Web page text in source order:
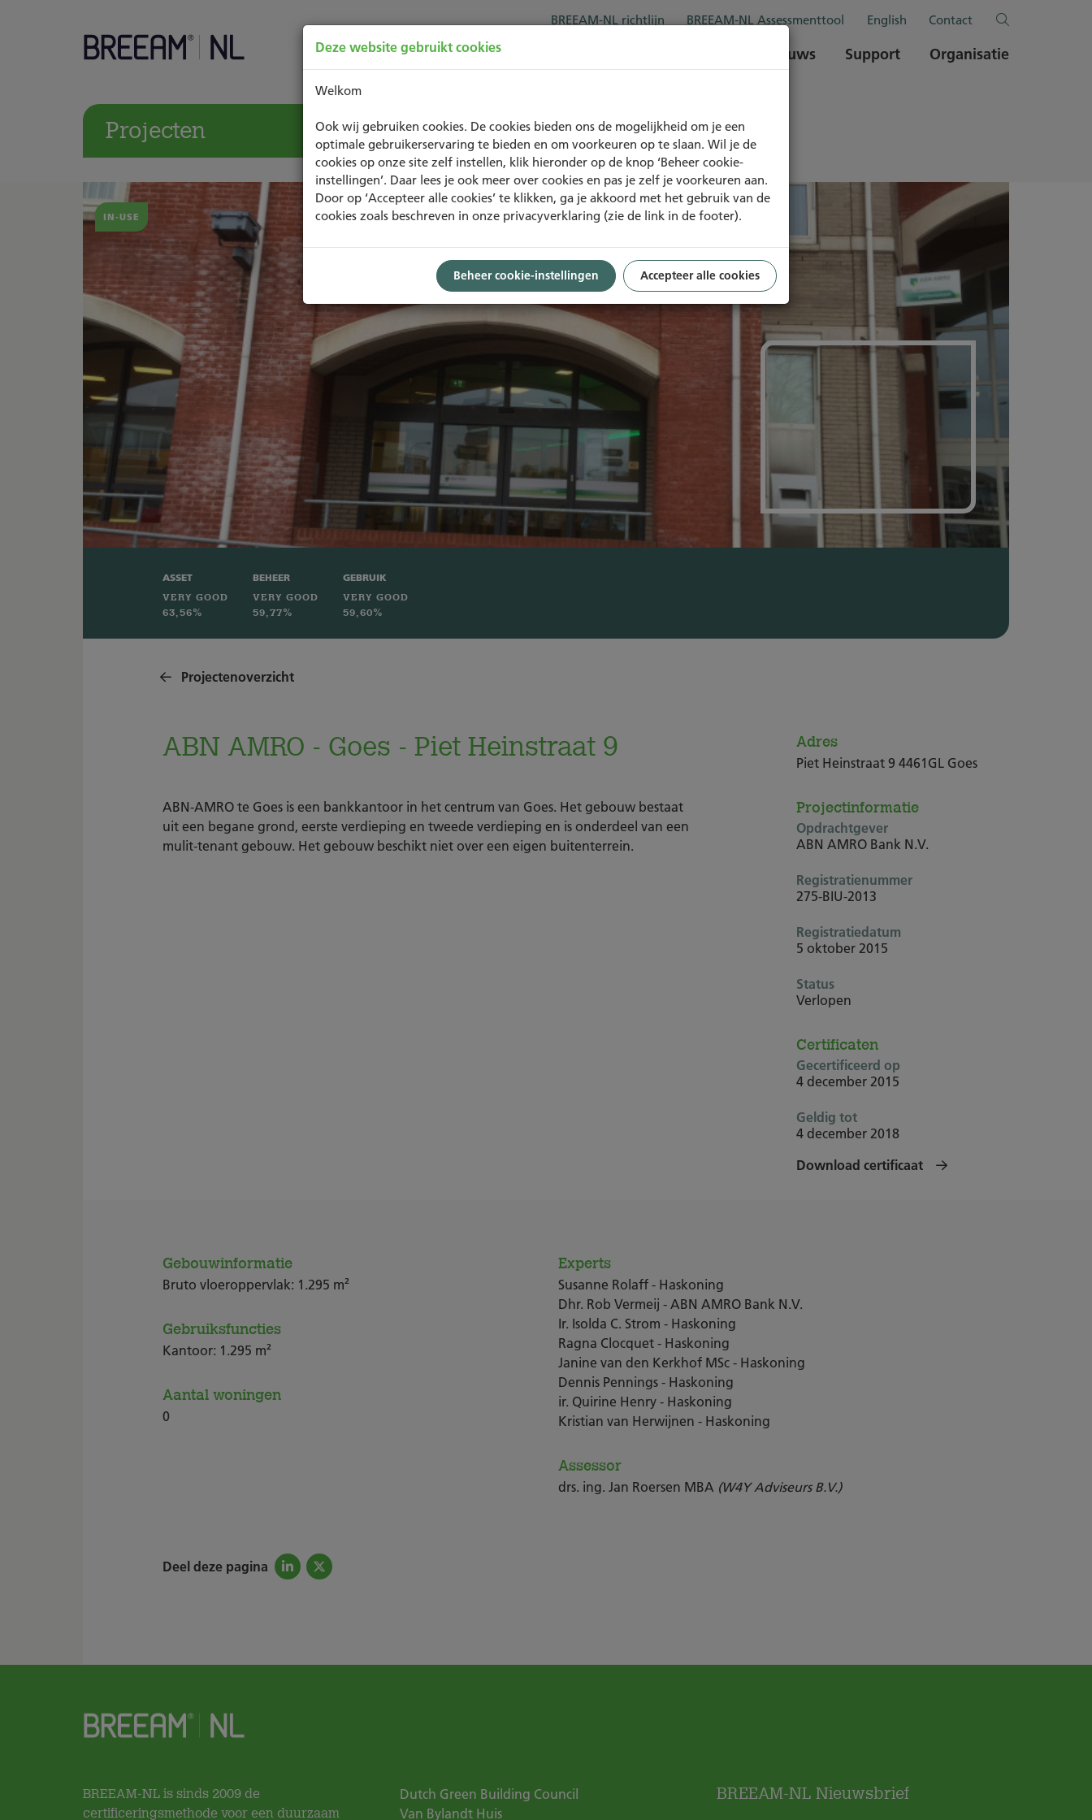
BREEAM-NL richtlijn BREEAM-NL Assessmenttool English Contact
Over BREEAM-NL Nieuws Support Organisatie
Projecten
IN-USE
ASSET
VERY GOOD
63,56%
BEHEER
VERY GOOD
59,77%
GEBRUIK
VERY GOOD
59,60%
Projectenoverzicht
ABN AMRO - Goes - Piet Heinstraat 9
ABN-AMRO te Goes is een bankkantoor in het centrum van Goes. Het gebouw bestaat
uit een begane grond, eerste verdieping en tweede verdieping en is onderdeel van een
mulit-tenant gebouw. Het gebouw beschikt niet over een eigen buitenterrein.
Adres
Piet Heinstraat 9 4461GL Goes
Projectinformatie
Opdrachtgever
ABN AMRO Bank N.V.
Registratienummer
275-BIU-2013
Registratiedatum
5 oktober 2015
Status
Verlopen
Certificaten
Gecertificeerd op
4 december 2015
Geldig tot
4 december 2018
Download certificaat
Gebouwinformatie
Bruto vloeroppervlak: 1.295 m²
Gebruiksfuncties
Kantoor: 1.295 m²
Aantal woningen
0
Experts
Susanne Rolaff - Haskoning
Dhr. Rob Vermeij - ABN AMRO Bank N.V.
Ir. Isolda C. Strom - Haskoning
Ragna Clocquet - Haskoning
Janine van den Kerkhof MSc - Haskoning
Dennis Pennings - Haskoning
ir. Quirine Henry - Haskoning
Kristian van Herwijnen - Haskoning
Assessor
drs. ing. Jan Roersen MBA (W4Y Adviseurs B.V.)
Deel deze pagina
BREEAM-NL is sinds 2009 de
certificeringsmethode voor een duurzaam
Dutch Green Building Council
Van Bylandt Huis
BREEAM-NL Nieuwsbrief
Deze website gebruikt cookies
Welkom
Ook wij gebruiken cookies. De cookies bieden ons de mogelijkheid om je een
optimale gebruikerservaring te bieden en om voorkeuren op te slaan. Wil je de
cookies op onze site zelf instellen, klik hieronder op de knop ‘Beheer cookie-
instellingen’. Daar lees je ook meer over cookies en pas je zelf je voorkeuren aan.
Door op ‘Accepteer alle cookies’ te klikken, ga je akkoord met het gebruik van de
cookies zoals beschreven in onze privacyverklaring (zie de link in de footer).
Beheer cookie-instellingen Accepteer alle cookies